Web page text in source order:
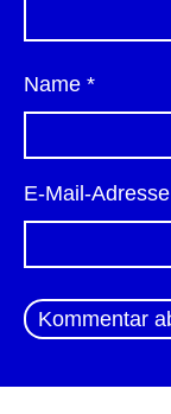
Name *
E-Mail-Adresse